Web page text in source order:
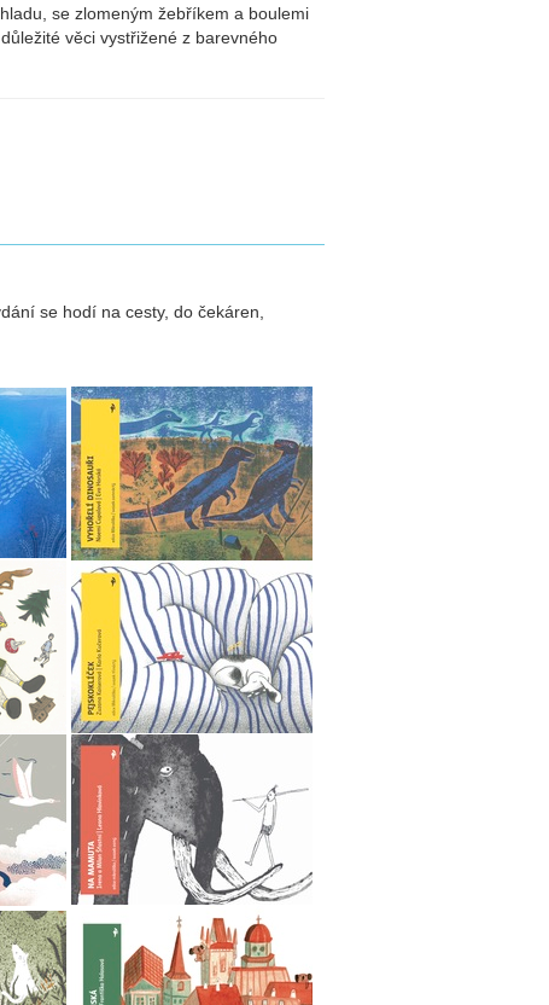
se zlomeným žebříkem a boulemi
věci vystřižené z barevného
se hodí na cesty, do čekáren,